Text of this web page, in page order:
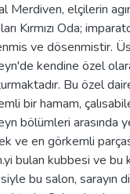
Merdiven, elçilerin
Kırmızı Oda;
ve dösenmistir.
kendine özel
Bu özel
bir hamam,
bölümleri arasında
ve en görkemli
bulan kubbesi ve bu
bu salon, sarayın